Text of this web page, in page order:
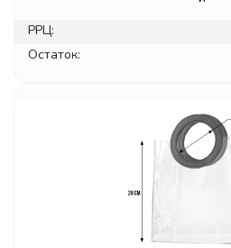
РРЦ:
Остаток: